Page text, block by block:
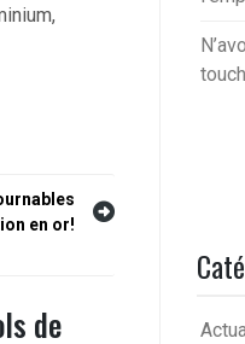
en or!
de